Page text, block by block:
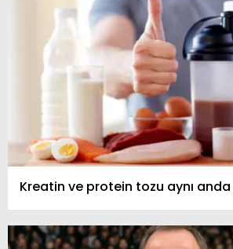
Kreatin ve protein tozu aynı